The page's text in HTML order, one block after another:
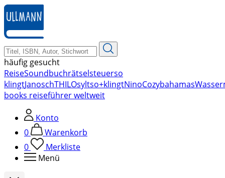
zum
Hauptinhalt
springen
häufig gesucht
ReiseSoundbuchrätselsteuerso
klingtJanoschTHILOsyltso+klingtNinoCozybahamas
books reiseführer weltweit
Konto
0
Warenkorb
0
Merkliste
Menü